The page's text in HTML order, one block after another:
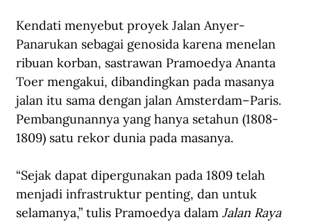
Kendati menyebut proyek Jalan Anyer-
Panarukan sebagai genosida karena menelan
ribuan korban, sastrawan Pramoedya Ananta
Toer mengakui, dibandingkan pada masanya
jalan itu sama dengan jalan Amsterdam–Paris.
Pembangunannya yang hanya setahun (1808-
1809) satu rekor dunia pada masanya.
“Sejak dapat dipergunakan pada 1809 telah
menjadi infrastruktur penting, dan untuk
selamanya,” tulis Pramoedya dalam Jalan Raya